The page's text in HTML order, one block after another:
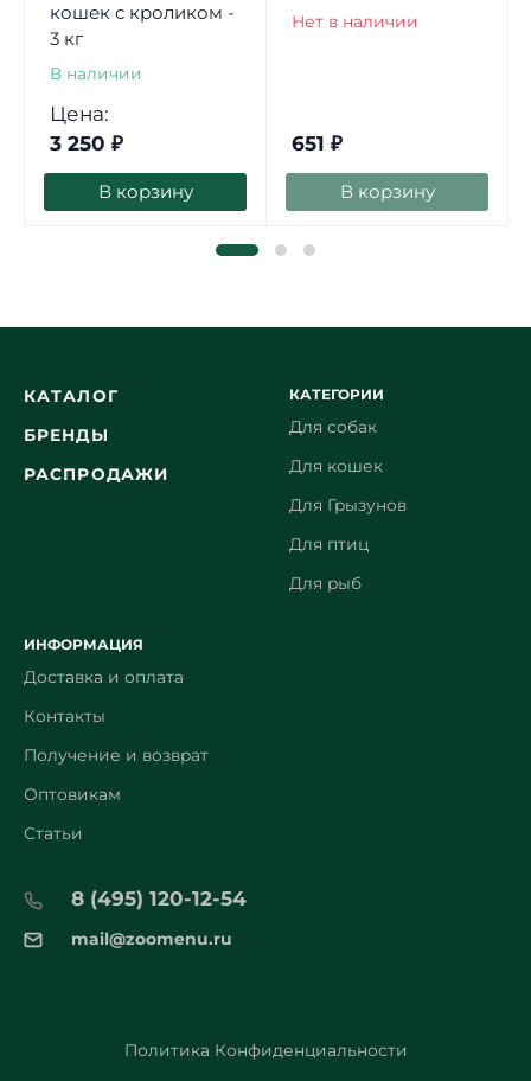
кошек с кроликом -
3 кг
В наличии
Цена:
3 250 ₽
В корзину
Нет в наличии
651 ₽
В корзину
КАТАЛОГ
БРЕНДЫ
РАСПРОДАЖИ
КАТЕГОРИИ
Для собак
Для кошек
Для Грызунов
Для птиц
Для рыб
ИНФОРМАЦИЯ
Доставка и оплата
Контакты
Получение и возврат
Оптовикам
Статьи
8 (495) 120-12-54
mail@zoomenu.ru
Политика Конфиденциальности